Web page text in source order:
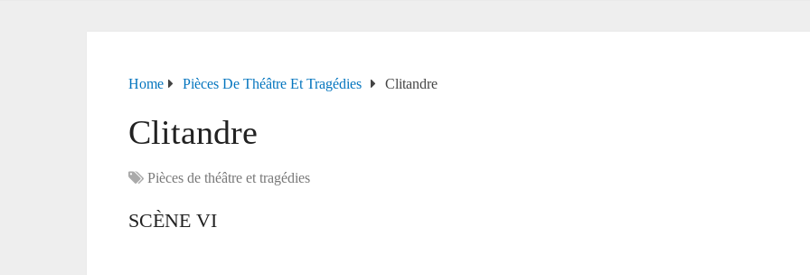
Home Pièces De Théâtre Et Tragédies Clitandre
Clitandre
Pièces de théâtre et tragédies
SCÈNE VI